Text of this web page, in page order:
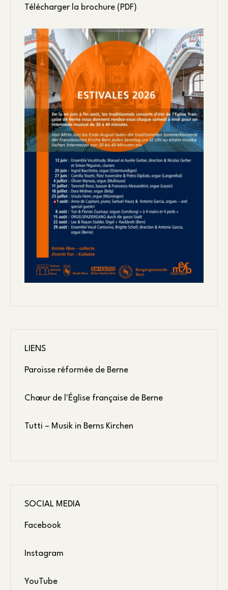
Télécharger la brochure (PDF)
LIENS
Paroisse réformée de Berne
Chœur de l'Église française de Berne
Tutti – Musik in Berns Kirchen
SOCIAL MEDIA
Facebook
Instagram
YouTube